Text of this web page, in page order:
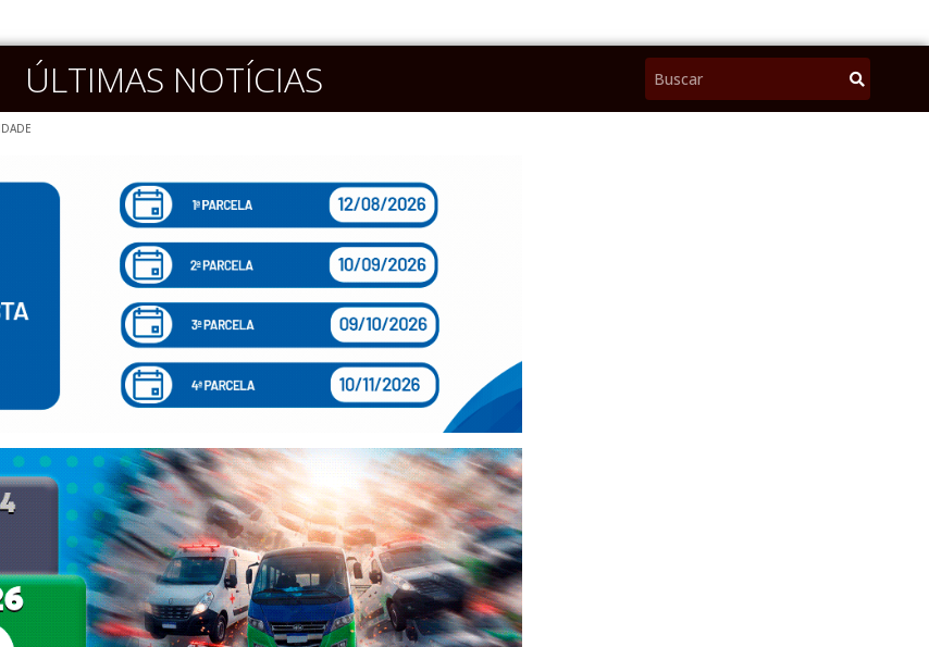
ÚLTIMAS NOTÍCIAS Pesquisar